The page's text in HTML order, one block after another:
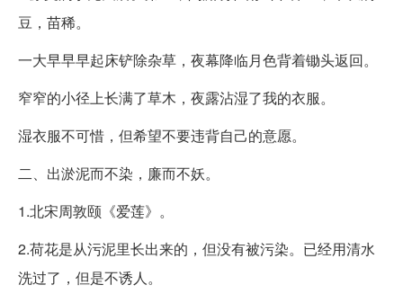
豆，苗稀。
一大早早早起床铲除杂草，夜幕降临月色背着锄头返回。
窄窄的小径上长满了草木，夜露沾湿了我的衣服。
湿衣服不可惜，但希望不要违背自己的意愿。
二、出淤泥而不染，廉而不妖。
1.北宋周敦颐《爱莲》。
2.荷花是从污泥里长出来的，但没有被污染。已经用清水
洗过了，但是不诱人。